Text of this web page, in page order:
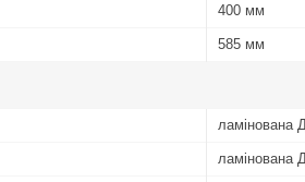
400 мм
585 мм
ламінована
ламінована